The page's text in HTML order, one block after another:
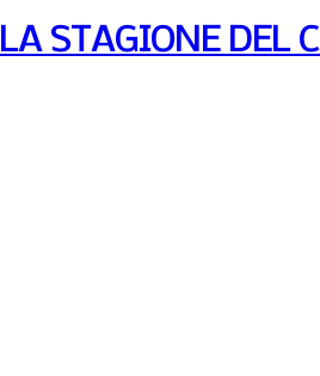
LA STAGIONE DEL